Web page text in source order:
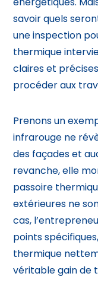
savoir quels
une inspection
thermique
claires et
procéder aux
Prenons un
infrarouge ne
des façades et
revanche, elle
passoire
extérieures ne
cas,
points
thermique
véritable gain de